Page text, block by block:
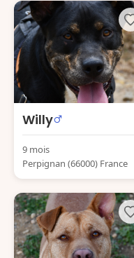
Willy
9 mois
Perpignan (66000) France